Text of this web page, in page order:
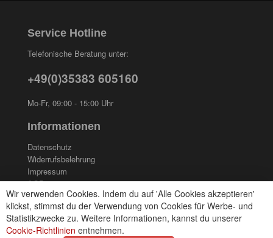
Wir verwenden Cookies. Indem du auf 'Alle Cookies akzeptieren'
klickst, stimmst du der Verwendung von Cookies für Werbe- und
Statistikzwecke zu. Weitere Informationen, kannst du unserer
Cookie-Richtlinien entnehmen.
Service Hotline
Telefonische Beratung unter:
+49(0)35383 605160
Mo-Fr, 09:00 - 15:00 Uhr
Informationen
Datenschutz
Widerrufsbelehrung
Impressum
AGB
Kontakt
Cookies einstellungen
Zahlungsarten